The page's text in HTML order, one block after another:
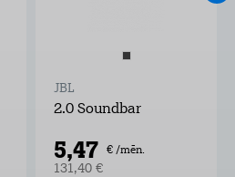
JBL
2.0 Soundbar
5,47 € /mēn.
131,40 €